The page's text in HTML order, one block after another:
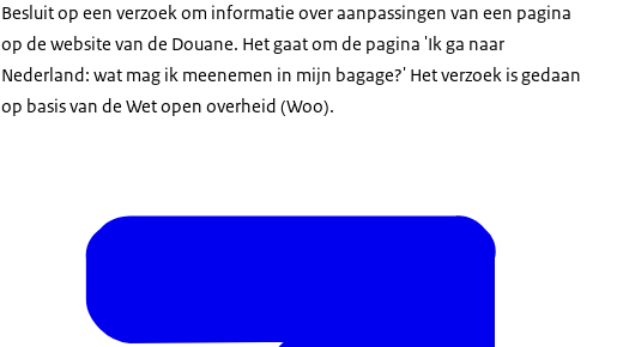
Besluit op een verzoek om informatie over aanpassingen van een pagina
op de website van de Douane. Het gaat om de pagina 'Ik ga naar
Nederland: wat mag ik meenemen in mijn bagage?' Het verzoek is gedaan
op basis van de Wet open overheid (Woo).